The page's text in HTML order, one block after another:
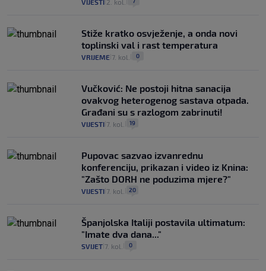
VIJESTI 2. kol.
Stiže kratko osvježenje, a onda novi
toplinski val i rast temperatura
VRIJEME 7. kol. 0
Vučković: Ne postoji hitna sanacija
ovakvog heterogenog sastava otpada.
Građani su s razlogom zabrinuti!
VIJESTI 7. kol. 19
Pupovac sazvao izvanrednu
konferenciju, prikazan i video iz Knina:
"Zašto DORH ne poduzima mjere?"
VIJESTI 7. kol. 20
Španjolska Italiji postavila ultimatum:
"Imate dva dana..."
SVIJET 7. kol. 0